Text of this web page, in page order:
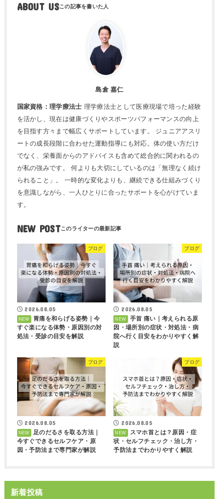
ABOUT US
島倉 嘉仁
国家資格：理学療法士 理学療法士として医療現場で培った経験
を活かし、現在は健康づくりやスポーツパフォーマンスの向上
を目指す方々まで幅広くサポートしています。 ジュニアアスリ
ートの成長段階に合わせた運動指導にも対応。体の使い方だけ
でなく、栄養面からのアドバイスも含めて総合的に関われるの
が私の強みです。 何よりも大切にしているのは「無理なく続け
られること」。 一時的な変化よりも、継続できる仕組みづくり
を意識しながら、一人ひとりに合ったサポートを心がけていま
す。
NEW POST
ブログ
2026.08.05
胃痛を和らげる姿勢｜今
すぐ楽になる体勢・原因別の対
処法・受診の目安を解説
ブログ
2026.08.05
手首 痛い｜考えられる原
因・場所別の症状・対処法・病
院へ行く目安をわかりやすく解
説
ブログ
2026.08.05
足のだるさを取る方法｜
今すぐできるセルフケア・原
因・予防法まで専門家が解説
ブログ
2026.08.05
スマホ首とは？原因・症
状・セルフチェック・治し方・
予防法までわかりやすく解説
新着投稿